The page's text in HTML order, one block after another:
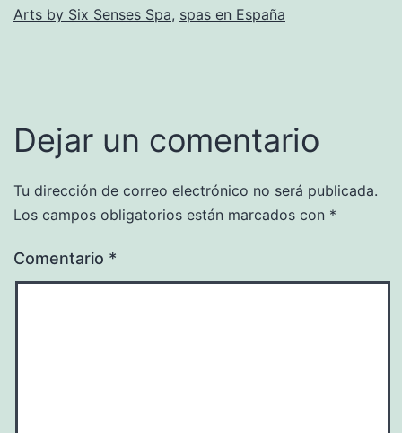
Arts by Six Senses Spa, spas en España
Dejar un comentario
Tu dirección de correo electrónico no será publicada.
Los campos obligatorios están marcados con *
Comentario *